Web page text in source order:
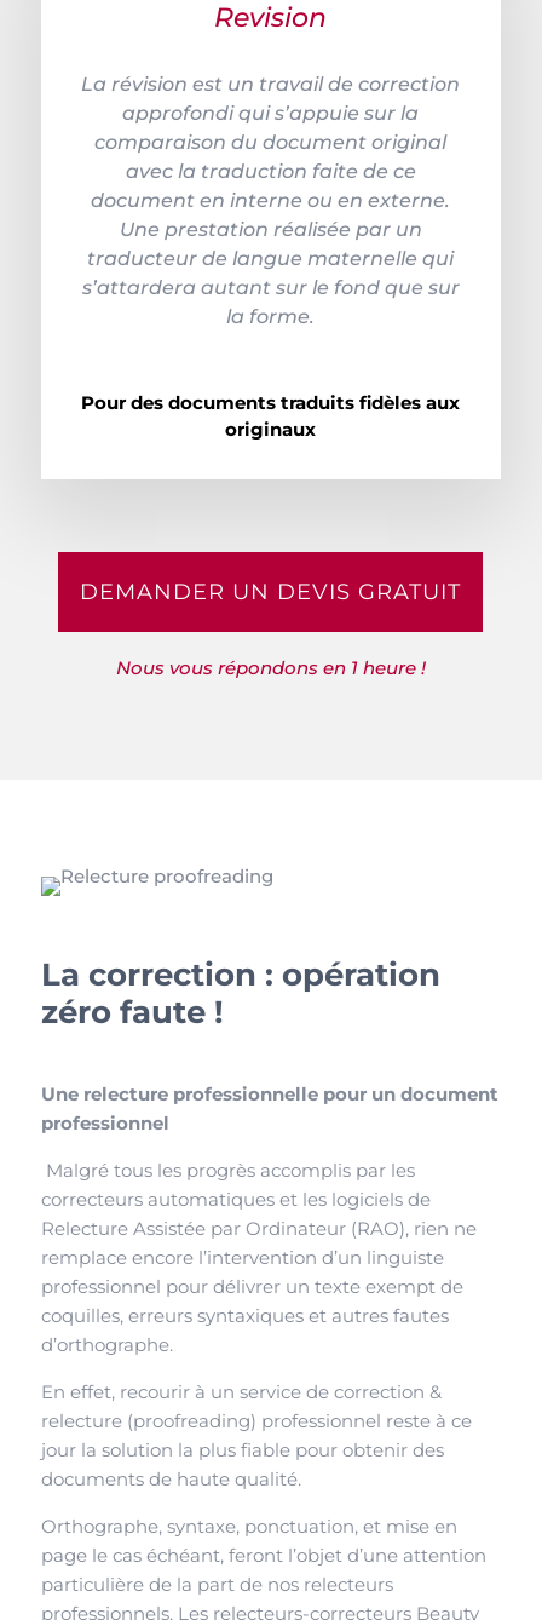
Revision
La révision est un travail de correction
approfondi qui s’appuie sur la
comparaison du document original
avec la traduction faite de ce
document en interne ou en externe.
Une prestation réalisée par un
traducteur de langue maternelle qui
s’attardera autant sur le fond que sur
la forme.
Pour des documents traduits fidèles aux
originaux
DEMANDER UN DEVIS GRATUIT
Nous vous répondons en 1 heure !
La correction : opération
zéro faute !
Une relecture professionnelle pour un document
professionnel
Malgré tous les progrès accomplis par les
correcteurs automatiques et les logiciels de
Relecture Assistée par Ordinateur (RAO), rien ne
remplace encore l’intervention d’un linguiste
professionnel pour délivrer un texte exempt de
coquilles, erreurs syntaxiques et autres fautes
d’orthographe.
En effet, recourir à un service de correction &
relecture (proofreading) professionnel reste à ce
jour la solution la plus fiable pour obtenir des
documents de haute qualité.
Orthographe, syntaxe, ponctuation, et mise en
page le cas échéant, feront l’objet d’une attention
particulière de la part de nos relecteurs
professionnels. Les relecteurs-correcteurs Beauty